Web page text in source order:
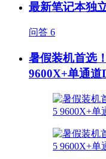
最新笔记本独
问答 6
暑假装机首选
9600X+单通道